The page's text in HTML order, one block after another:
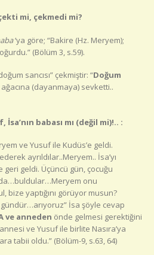
mi, çekmedi mi?
‘ya göre; “Bakire (Hz. Meryem);
(Bölüm 3, s.59).
sancısı” çekmiştir: “Doğum
(dayanmaya) sevketti..
babası mı (değil mi)!.. :
ve Yusuf ile Kudüs’e geldi.
ayrıldılar..Meryem.. İsa’yı
geldi. Üçüncü gün, çocuğu
onu
bize yaptığını görüyor musun?
İsa şöyle cevap
ve anneden önde gelmesi gerektiğini
ve Yusuf ile birlite Nasıra’ya
tabii oldu.” (Bölüm-9, s.63, 64)